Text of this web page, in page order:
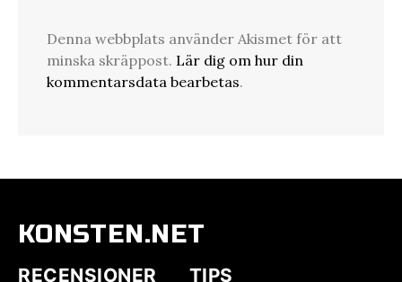
Denna webbplats använder Akismet för att
minska skräppost. Lär dig om hur din
kommentarsdata bearbetas.
KONSTEN.NET
RECENSIONER TIPS